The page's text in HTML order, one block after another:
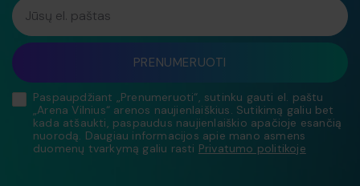
Jūsų el. paštas
PRENUMERUOTI
Paspaupdžiant „Prenumeruoti“, sutinku gauti el. paštu
„Arena Vilnius“ arenos naujienlaiškius. Sutikimą galiu bet
kada atšaukti, paspaudus naujienlaiškio apačioje esančią
nuorodą. Daugiau informacijos apie mano asmens
duomenų tvarkymą galiu rasti Privatumo politikoje